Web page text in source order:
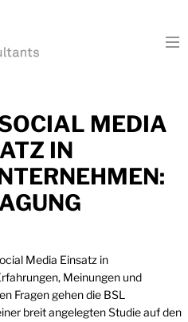
MEDIA
IN
Media Einsatz in
Meinungen und
Fragen gehen die BSL
breit angelegten Studie auf den